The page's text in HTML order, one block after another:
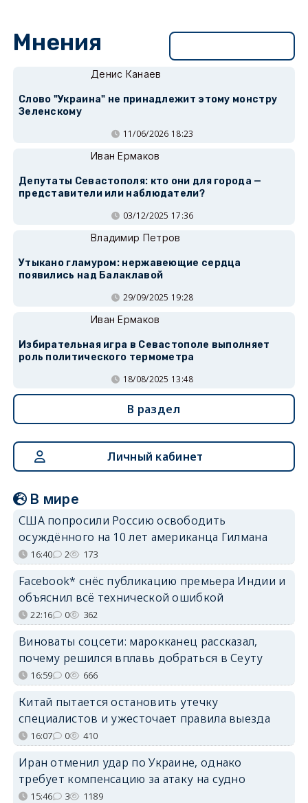
Мнения
Денис Канаев
Слово "Украина" не принадлежит этому монстру
Зеленскому
11/06/2026 18:23
Иван Ермаков
Депутаты Севастополя: кто они для города —
представители или наблюдатели?
03/12/2025 17:36
Владимир Петров
Утыкано гламуром: нержавеющие сердца
появились над Балаклавой
29/09/2025 19:28
Иван Ермаков
Избирательная игра в Севастополе выполняет
роль политического термометра
18/08/2025 13:48
В раздел
Личный кабинет
В мире
США попросили Россию освободить
осуждённого на 10 лет американца Гилмана
16:40 2 173
Facebook* снёс публикацию премьера Индии и
объяснил всё технической ошибкой
22:16 0 362
Виноваты соцсети: марокканец рассказал,
почему решился вплавь добраться в Сеуту
16:59 0 666
Китай пытается остановить утечку
специалистов и ужесточает правила выезда
16:07 0 410
Иран отменил удар по Украине, однако
требует компенсацию за атаку на судно
15:46 3 1189